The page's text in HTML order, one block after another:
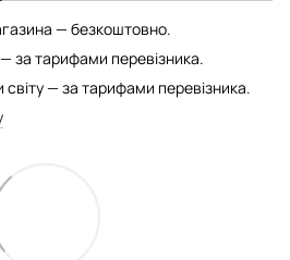
— безкоштовно.
за тарифами перевізника.
світу — за тарифами перевізника.